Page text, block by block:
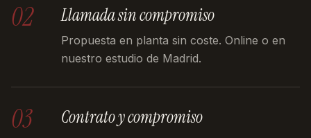
02 Llamada sin compromiso
Propuesta en planta sin coste. Online o en
nuestro estudio de Madrid.
03 Contrato y compromiso